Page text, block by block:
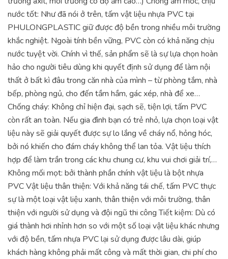
nước tốt: Như đã nói ở trên, tấm vật liệu nhựa PVC tại
PHULONGPLASTIC giữ được độ bền trong nhiều môi trường
khắc nghiệt. Ngoài tính bền vững, PVC còn có khả năng chịu
nước tuyệt vời. Chính vì thế, sản phẩm sẽ là sự lựa chọn hoàn
hảo cho người tiêu dùng khi quyết định sử dụng để làm nội
thất ở bất kì đâu trong căn nhà của mình – từ phòng tắm, nhà
bếp, phòng ngủ, cho đến tầm hầm, gác xép, nhà để xe…
Chống cháy: Không chỉ hiện đại, sạch sẽ, tiện lợi, tấm PVC
còn rất an toàn. Nếu gia đình bạn có trẻ nhỏ, lựa chọn loại vật
liệu này sẽ giải quyết được sự lo lắng về cháy nổ, hỏng hóc,
bởi nó khiến cho đám cháy không thể lan tỏa. Vật liệu thích
hợp để làm trần trong các khu chung cư, khu vui chơi giải trí,…
Không mối mọt: bởi thành phần chính vật liệu là bột nhựa
PVCVật liệu thân thiện: Với khả năng tái chế, tấm PVC thực
sự là một loại vật liệu xanh, thân thiện với môi trường, thân
thiện với người sử dụng và đội ngũ thi công Tiết kiệm: Dù có
giá thành hơi nhỉnh hơn so với một số loại vật liệu khác nhưng
với độ bền, tấm nhựa PVC lại sử dụng được lâu dài, giúp
khách hàng không phải mất công và mất thời gian, chi phí cho